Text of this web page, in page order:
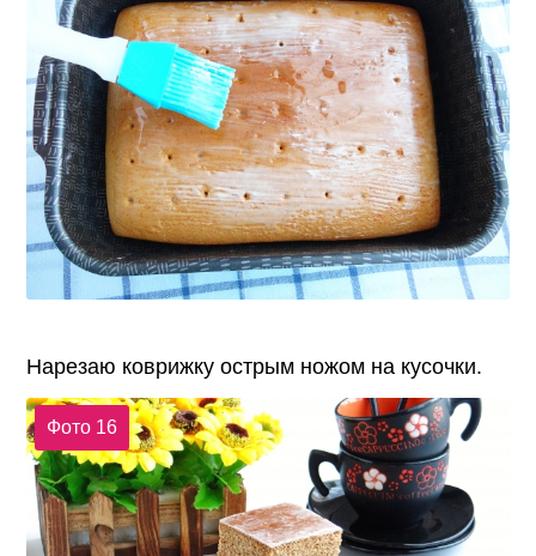
Нарезаю коврижку острым ножом на кусочки.
Фото 16